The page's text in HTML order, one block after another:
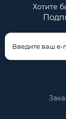
Хотите